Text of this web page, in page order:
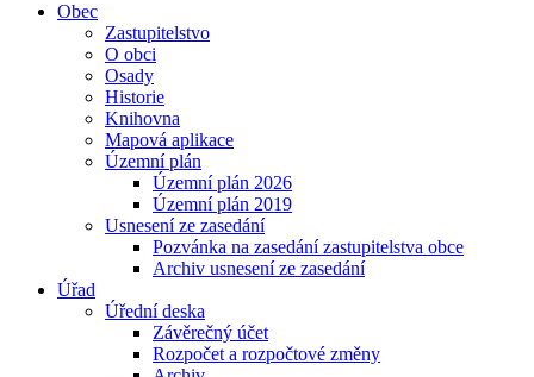
Obec
Zastupitelstvo
O obci
Osady
Historie
Knihovna
Mapová aplikace
Územní plán
Územní plán 2026
Územní plán 2019
Usnesení ze zasedání
Pozvánka na zasedání zastupitelstva obce
Archiv usnesení ze zasedání
Úřad
Úřední deska
Závěrečný účet
Rozpočet a rozpočtové změny